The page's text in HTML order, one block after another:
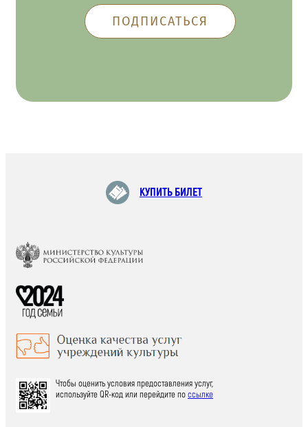
КУПИТЬ БИЛЕТ
Чтобы оценить условия предоставления услуг,
используйте QR-код или перейдите поссылке